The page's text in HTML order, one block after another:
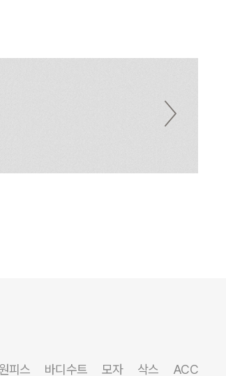
피스 바디수트 모자 삭스 ACC